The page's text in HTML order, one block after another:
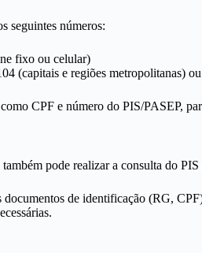
seguintes números:
fixo ou celular)
(capitais e regiões metropolitanas)
CPF e número do PIS/PASEP,
pode realizar a consulta do
documentos de identificação (RG,